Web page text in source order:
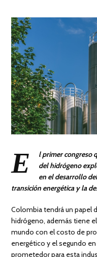
E
l primer congreso
del hidrógeno
en el desarrollo
transición energética y la
Colombia tendrá un papel
hidrógeno, además tiene
mundo con el costo de
energético y el segundo
prometedor para esta